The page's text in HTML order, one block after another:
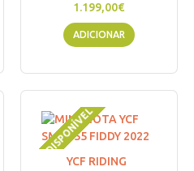
1.199,00€
ADICIONAR
INDISPONÍVELYCF RIDING